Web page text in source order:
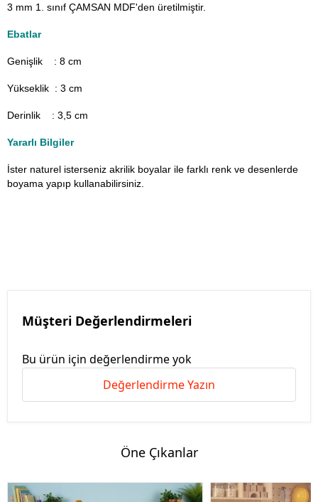
3 mm 1. sınıf ÇAMSAN MDF'den üretilmiştir.
Ebatlar
Genişlik : 8 cm
Yükseklik : 3 cm
Derinlik : 3,5 cm
Yararlı Bilgiler
İster naturel isterseniz akrilik boyalar ile farklı renk ve desenlerde
boyama yapıp kullanabilirsiniz.
Müşteri Değerlendirmeleri
Bu ürün için değerlendirme yok
Değerlendirme Yazın
Öne Çıkanlar